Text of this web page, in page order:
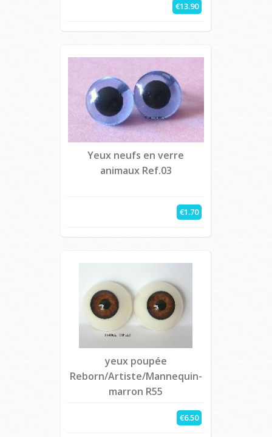
€13.90
Yeux neufs en verre
animaux Ref.03
€1.70
yeux poupée
Reborn/Artiste/Mannequin-
marron R55
€6.50